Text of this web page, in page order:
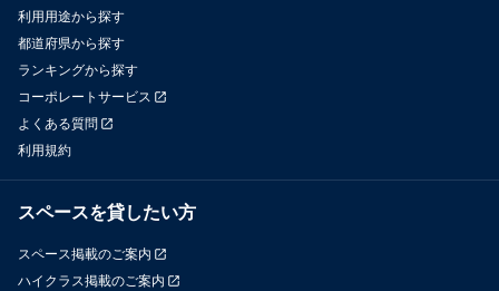
利用用途から探す
都道府県から探す
ランキングから探す
コーポレートサービス
よくある質問
利用規約
スペースを貸したい方
スペース掲載のご案内
ハイクラス掲載のご案内